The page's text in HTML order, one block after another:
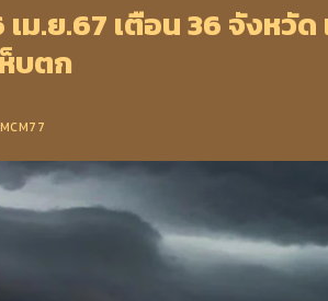
ม.ย.67 เตือน 36 จังหวั
บตก